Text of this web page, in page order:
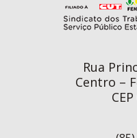
Rua
Centro –